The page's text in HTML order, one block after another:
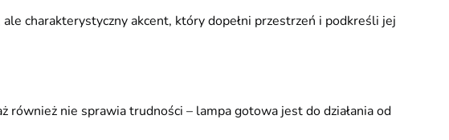
charakterystyczny akcent, który dopełni przestrzeń i podkreśli jej
nie sprawia trudności – lampa gotowa jest do działania od